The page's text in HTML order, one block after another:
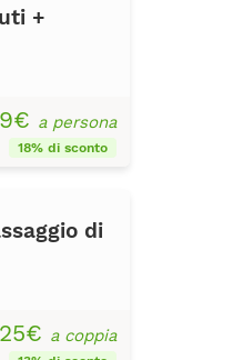
+
a persona
18% di sconto
di
a coppia